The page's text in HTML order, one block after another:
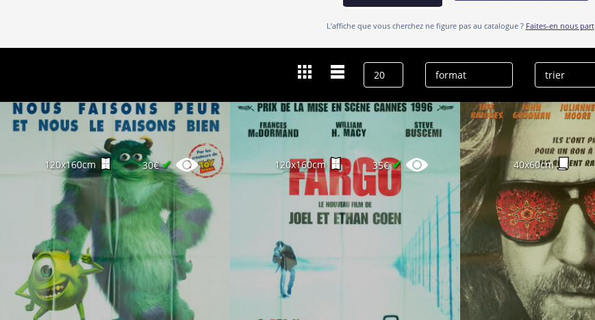
L’affiche que vous cherchez ne figure pas au catalogue ? Faites-en nous part
Steve Buscemi
effacer l’historique
120x160cm 30€✔ 120x160cm 35€✔ 40x60cm